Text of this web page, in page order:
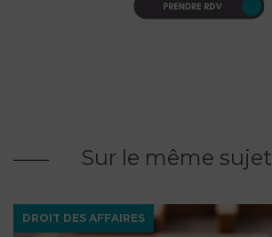
Sur le même sujet
DROIT DES AFFAIRES